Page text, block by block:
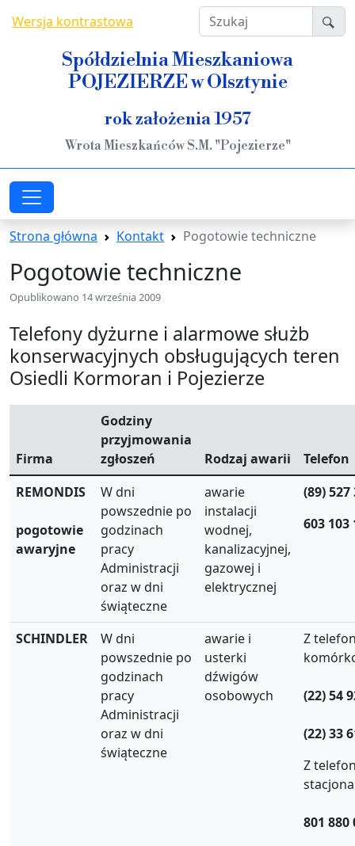
Wersja kontrastowa Szukaj
Spółdzielnia Mieszkaniowa
POJEZIERZE w Olsztynie
rok założenia 1957
Wrota Mieszkańców S.M. "Pojezierze"
Strona główna Kontakt Pogotowie techniczne
Pogotowie techniczne
Opublikowano 14 września 2009
Telefony dyżurne i alarmowe służb
konserwacyjnych obsługujących teren
Osiedli Kormoran i Pojezierze
Firma
Godziny
przyjmowania
zgłoszeń
Rodzaj awarii
Telefon
REMONDIS
pogotowie
awaryjne
W dni
powszednie po
godzinach
pracy
Administracji
oraz w dni
świąteczne
awarie
instalacji
wodnej,
kanalizacyjnej,
gazowej i
elektrycznej
(89) 527
603 103
SCHINDLER
W dni
powszednie po
godzinach
pracy
Administracji
oraz w dni
świąteczne
awarie i
usterki
dźwigów
osobowych
Z
(22) 54
(22) 33
Z
801 880